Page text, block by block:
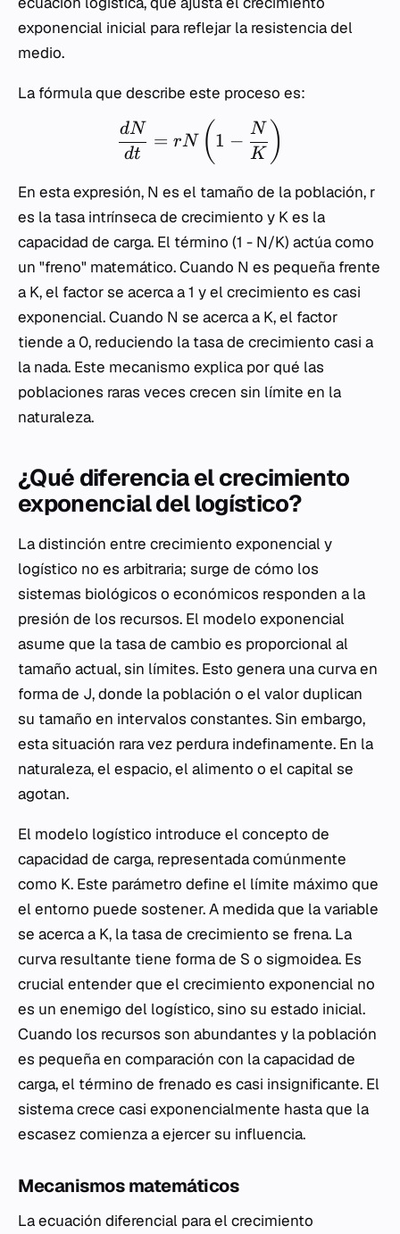
exponencial inicial para reflejar la resistencia del
medio.
La fórmula que describe este proceso es:
dt
dN
= rN ( 1 −
K
N )
En esta expresión, N es el tamaño de la población, r
es la tasa intrínseca de crecimiento y Kes la
capacidad de carga. El término (1 - N/K) actúa como
un "freno" matemático. Cuando N es pequeña frente
a K, el factor se acerca a 1 y el crecimiento es casi
exponencial. Cuando N se acerca a K, el factor
tiende a 0, reduciendo la tasa de crecimiento casi a
la nada. Este mecanismo explica por qué las
poblaciones raras veces crecen sin límite en la
naturaleza.
¿Qué diferencia el crecimiento
exponencial del logístico?
La distinción entre crecimiento exponencial y
logístico no es arbitraria; surge de cómo los
sistemas biológicos o económicos responden a la
presión de los recursos. El modelo exponencial
asume que la tasa de cambio es proporcional al
tamaño actual, sin límites. Esto genera una curva en
forma de J, donde la población o el valor duplican
su tamaño en intervalos constantes. Sin embargo,
esta situación rara vez perdura indefinamente. En la
naturaleza, el espacio, el alimento o el capital se
agotan.
El modelo logístico introduce el concepto de
capacidad de carga, representada comúnmente
como K. Este parámetro define el límite máximo que
el entorno puede sostener. A medida que la variable
se acerca a K, la tasa de crecimiento se frena. La
curva resultante tiene forma de S o sigmoidea. Es
crucial entender que el crecimiento exponencial no
es un enemigo del logístico, sino su estado inicial.
Cuando los recursos son abundantes y la población
es pequeña en comparación con la capacidad de
carga, el término de frenado es casi insignificante. El
sistema crece casi exponencialmente hasta que la
escasez comienza a ejercer su influencia.
Mecanismos matemáticos
La ecuación diferencial para el crecimiento